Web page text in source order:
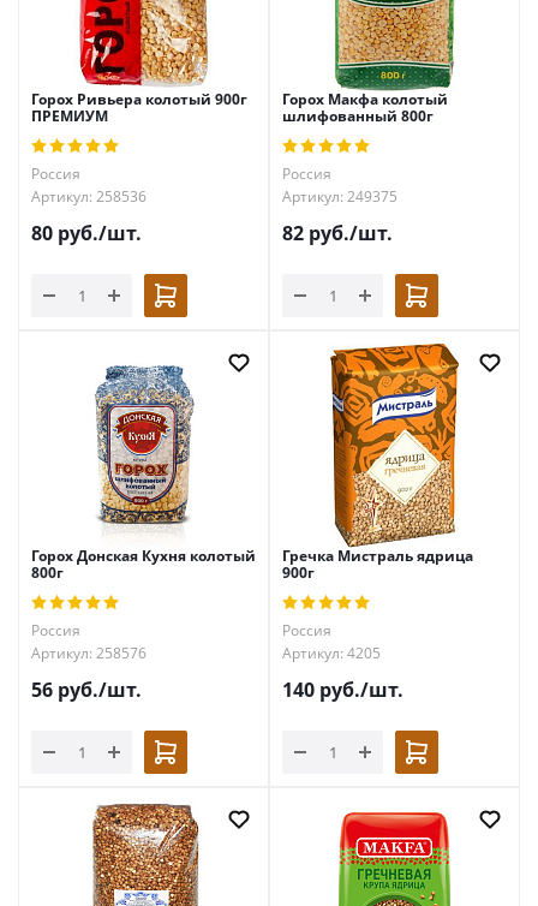
Горох Ривьера колотый 900г
ПРЕМИУМ
Россия
Артикул: 258536
80 руб./шт.
Горох Макфа колотый
шлифованный 800г
Россия
Артикул: 249375
82 руб./шт.
Горох Донская Кухня колотый
800г
Россия
Артикул: 258576
56 руб./шт.
Гречка Мистраль ядрица
900г
Россия
Артикул: 4205
140 руб./шт.